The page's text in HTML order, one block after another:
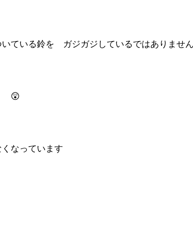
ている鈴を　ガジガジしているではありませ
😲
なっています